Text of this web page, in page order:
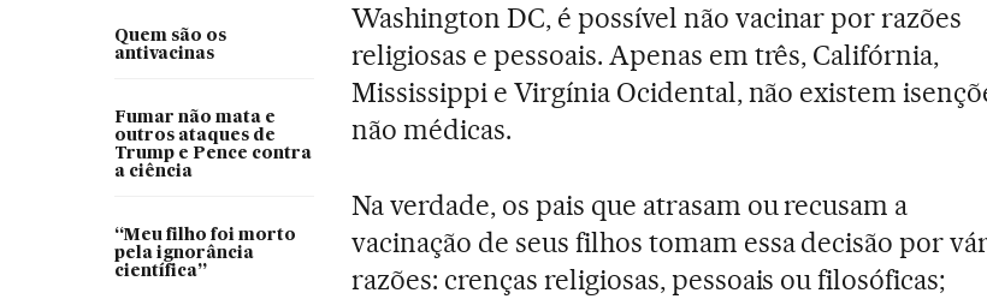
Quem são os
antivacinas
Fumar não mata e
outros ataques de
Trump e Pence contra
a ciência
“Meu filho foi morto
pela ignorância
científica”
Washington DC, é possível não vacinar por razões
religiosas e pessoais. Apenas em três, Califórnia,
Mississippi e Virgínia Ocidental, não existem
não médicas.
Na verdade, os pais que atrasam ou recusam a
vacinação de seus filhos tomam essa decisão por
razões: crenças religiosas, pessoais ou filosóficas;